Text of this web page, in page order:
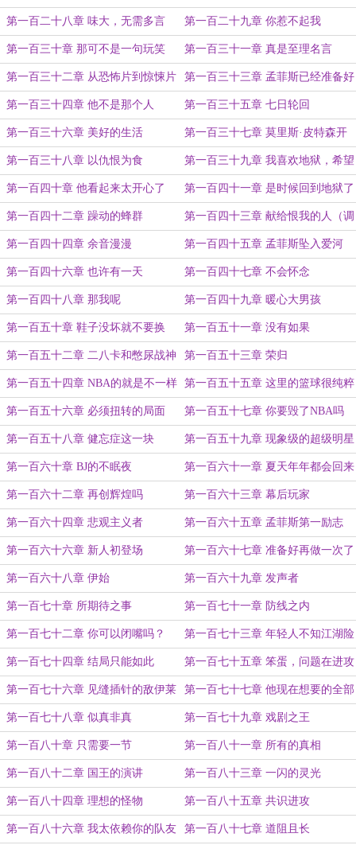
第一百二十八章 味大，无需多言 第一百二十九章 你惹不起我
第一百三十章 那可不是一句玩笑 第一百三十一章 真是至理名言
第一百三十二章 从恐怖片到惊悚片 第一百三十三章 孟菲斯已经准备好
了
第一百三十四章 他不是那个人 第一百三十五章 七日轮回
第一百三十六章 美好的生活 第一百三十七章 莫里斯·皮特森开
始感到不安
第一百三十八章 以仇恨为食 第一百三十九章 我喜欢地狱，希望
你们也喜欢
第一百四十章 他看起来太开心了 第一百四十一章 是时候回到地狱了
第一百四十二章 躁动的蜂群 第一百四十三章 献给恨我的人（调
更）
第一百四十四章 余音漫漫 第一百四十五章 孟菲斯坠入爱河
第一百四十六章 也许有一天 第一百四十七章 不会怀念
第一百四十八章 那我呢 第一百四十九章 暖心大男孩
第一百五十章 鞋子没坏就不要换 第一百五十一章 没有如果
第一百五十二章 二八卡和憋尿战神 第一百五十三章 荣归
第一百五十四章 NBA的就是不一样
啊
第一百五十五章 这里的篮球很纯粹
第一百五十六章 必须扭转的局面 第一百五十七章 你要毁了NBA吗
第一百五十八章 健忘症这一块 第一百五十九章 现象级的超级明星
第一百六十章 BJ的不眠夜 第一百六十一章 夏天年年都会回来
第一百六十二章 再创辉煌吗 第一百六十三章 幕后玩家
第一百六十四章 悲观主义者 第一百六十五章 孟菲斯第一励志
第一百六十六章 新人初登场 第一百六十七章 准备好再做一次了
吗
第一百六十八章 伊始 第一百六十九章 发声者
第一百七十章 所期待之事 第一百七十一章 防线之内
第一百七十二章 你可以闭嘴吗？ 第一百七十三章 年轻人不知江湖险
恶
第一百七十四章 结局只能如此 第一百七十五章 笨蛋，问题在进攻
端
第一百七十六章 见缝插针的敌伊莱 第一百七十七章 他现在想要的全部
第一百七十八章 似真非真 第一百七十九章 戏剧之王
第一百八十章 只需要一节 第一百八十一章 所有的真相
第一百八十二章 国王的演讲 第一百八十三章 一闪的灵光
第一百八十四章 理想的怪物 第一百八十五章 共识进攻
第一百八十六章 我太依赖你的队友 第一百八十七章 道阻且长